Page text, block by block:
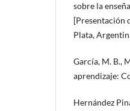
sobre la
[Presentación
Plata,
García, M. B.,
aprendizaje:
Hernández